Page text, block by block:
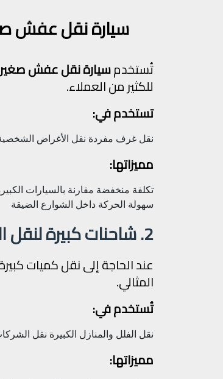
سيارة نقل عفش
تُستخدمسيارة نقل عفش
للكثير من العملاء.
تستخدم في:
نقل غرف مفردة نقل الأغراض
مميزاتها:
تكلفة منخفضة مقارنة بالسيارات
سهولة الحركة داخل الشوارع الضيقة
2. شاحنات كبيرة لنقل العفش
عند الحاجة إلى نقل كميات
المثالي.
تُستخدم في:
نقل الفلل والمنازل الكبيرة نقل
مميزاتها: